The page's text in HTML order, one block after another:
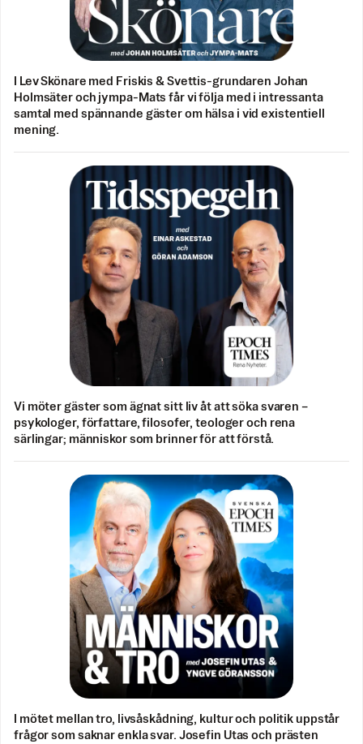
I Lev Skönare med Friskis & Svettis-grundaren Johan
Holmsäter och jympa-Mats får vi följa med i intressanta
samtal med spännande gäster om hälsa i vid existentiell
mening.
Vi möter gäster som ägnat sitt liv åt att söka svaren –
psykologer, författare, filosofer, teologer och rena
särlingar; människor som brinner för att förstå.
I mötet mellan tro, livsåskådning, kultur och politik uppstår
frågor som saknar enkla svar. Josefin Utas och prästen